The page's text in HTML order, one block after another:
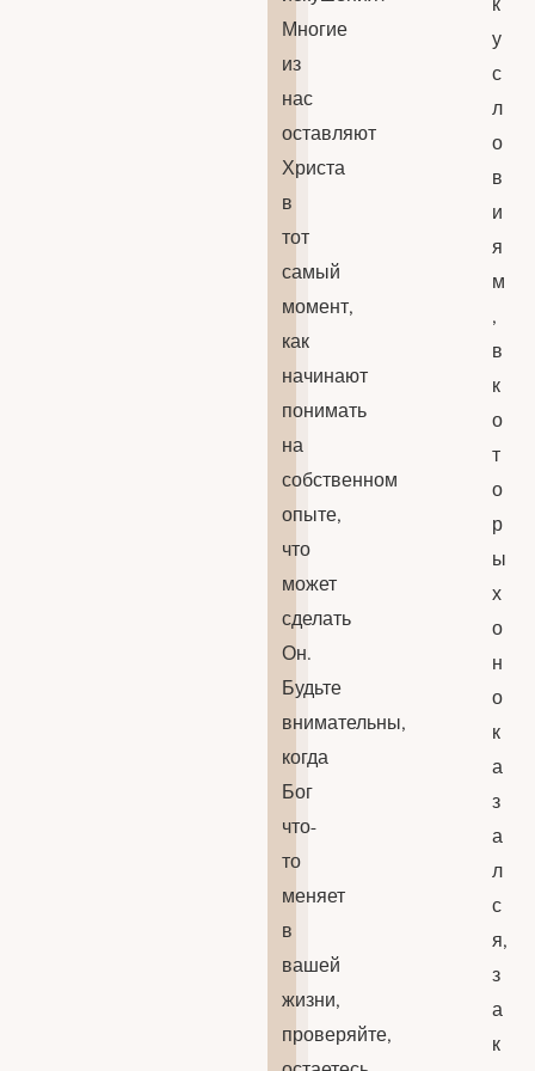
Многие
из
нас
оставляют
Христа
в
тот
самый
момент,
как
начинают
понимать
на
собственном
опыте,
что
может
сделать
Он.
Будьте
внимательны,
когда
Бог
что-
то
меняет
в
вашей
жизни,
проверяйте,
у
с
л
о
в
и
я
м
,
в
к
о
т
о
р
ы
х
о
н
о
к
а
з
а
л
с
я,
з
а
к